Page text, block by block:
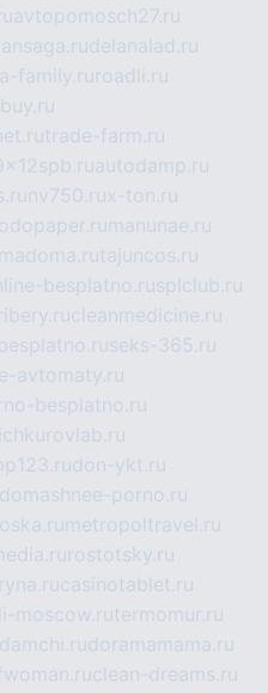
avtopomosch27.ru
delanalad.ru
family.ru roadli.ru
trade-farm.ru
autodamp.ru
nv750.rux-ton.ru
manunae.ru
madoma.rutajuncos.ru
besplatno.rusplclub.ru
ribery.rucleanmedicine.ru
seks-365.ru
avtomaty.ru
besplatno.ru
don-ykt.ru
domashnee-porno.ru
metropoltravel.ru
rostotsky.ru
casinotablet.ru
moscow.rutermomur.ru
doramamama.ru
clean-dreams.ru